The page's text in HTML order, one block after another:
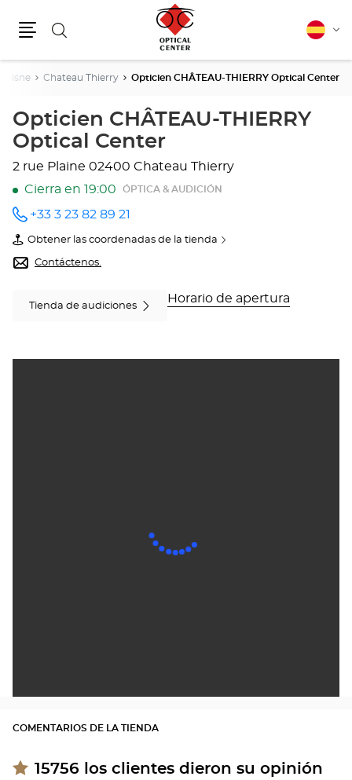
Buscar Español
Aisne Chateau Thierry Opticien CHÂTEAU-THIERRY Optical Center
Opticien CHÂTEAU-THIERRY
Optical Center
2 rue Plaine 02400 Chateau Thierry
Cierra en 19:00
ÓPTICA & AUDICIÓN
número
de
teléfono
+33 3 23 82 89 21
Obtener las coordenadas de la tienda
de
Opticien
CHÂTEAU-
Center
Contáctenos.
Tienda de audiciones
Horario de apertura
COMENTARIOS DE LA TIENDA
15756 los clientes dieron su opinión